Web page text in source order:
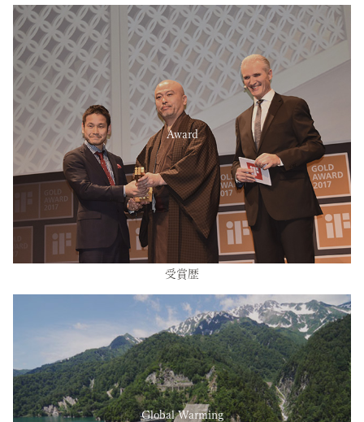
Award
受賞歴
Global Warming